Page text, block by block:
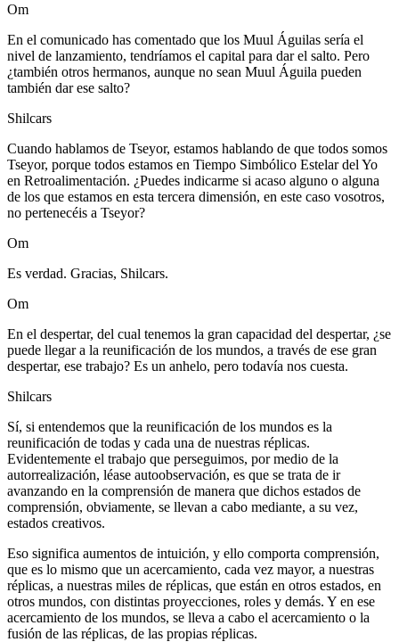
Om
En el comunicado has comentado que los Muul Águilas sería el
nivel de lanzamiento, tendríamos el capital para dar el salto. Pero
¿también otros hermanos, aunque no sean Muul Águila pueden
también dar ese salto?
Shilcars
Cuando hablamos de Tseyor, estamos hablando de que todos somos
Tseyor, porque todos estamos en Tiempo Simbólico Estelar del Yo
en Retroalimentación. ¿Puedes indicarme si acaso alguno o alguna
de los que estamos en esta tercera dimensión, en este caso vosotros,
no pertenecéis a Tseyor?
Om
Es verdad. Gracias, Shilcars.
Om
En el despertar, del cual tenemos la gran capacidad del despertar, ¿se
puede llegar a la reunificación de los mundos, a través de ese gran
despertar, ese trabajo? Es un anhelo, pero todavía nos cuesta.
Shilcars
Sí, si entendemos que la reunificación de los mundos es la
reunificación de todas y cada una de nuestras réplicas.
Evidentemente el trabajo que perseguimos, por medio de la
autorrealización, léase autoobservación, es que se trata de ir
avanzando en la comprensión de manera que dichos estados de
comprensión, obviamente, se llevan a cabo mediante, a su vez,
estados creativos.
Eso significa aumentos de intuición, y ello comporta comprensión,
que es lo mismo que un acercamiento, cada vez mayor, a nuestras
réplicas, a nuestras miles de réplicas, que están en otros estados, en
otros mundos, con distintas proyecciones, roles y demás. Y en ese
acercamiento de los mundos, se lleva a cabo el acercamiento o la
fusión de las réplicas, de las propias réplicas.